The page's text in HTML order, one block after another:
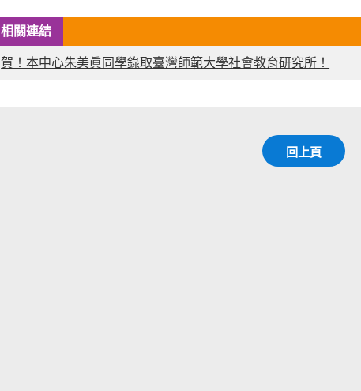
相關連結
賀！本中心朱美眞同學錄取臺灣師範大學社會教育研究所！
回上頁